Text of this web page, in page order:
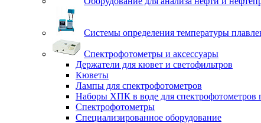
Системы определения температуры
Спектрофотометры и аксессуары
Держатели для кювет и светофильтров
Кюветы
Лампы для спектрофотометров
Наборы ХПК в воде для спектрофотометров
Спектрофотометры
Специализированное оборудование